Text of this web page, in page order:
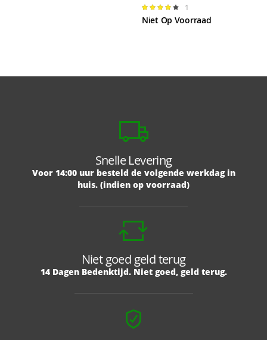
Waardering:
80%
1
Niet Op Voorraad
Snelle Levering
Voor 14:00 uur besteld de volgende werkdag in
huis. (indien op voorraad)
Niet goed geld terug
14 Dagen Bedenktijd. Niet goed, geld terug.